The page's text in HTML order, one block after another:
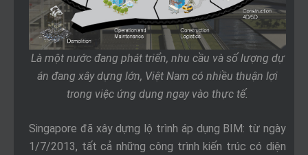
Là một nước đang phát triển, nhu cầu và số lượng dự
án đang xây dựng lớn, Việt Nam có nhiều thuận lợi
trong việc ứng dụng ngay vào thực tế.
Singapore đã xây dựng lộ trình áp dụng BIM: từ ngày
1/7/2013, tất cả những công trình kiến trúc có diện